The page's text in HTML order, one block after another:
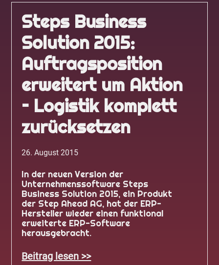
Steps Business
Solution 2015:
Auftragsposition
erweitert um Aktion
– Logistik komplett
zurücksetzen
26. August 2015
In der neuen Version der
Unternehmenssoftware Steps
Business Solution 2015, ein Produkt
der Step Ahead AG, hat der ERP-
Hersteller wieder einen funktional
erweiterte ERP-Software
herausgebracht.
Beitrag lesen >>